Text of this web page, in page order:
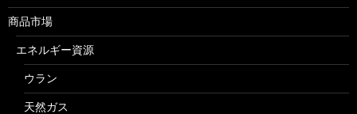
商品市場
エネルギー資源
ウラン
天然ガス